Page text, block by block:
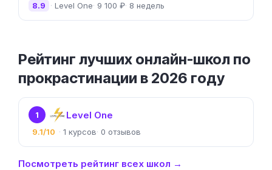
Level One 9 100 ₽ 8 недель
8.9
Рейтинг лучших онлайн-школ по
прокрастинации в 2026 году
1 Level One
9.1/10 1 0
Посмотреть рейтинг всех школ →